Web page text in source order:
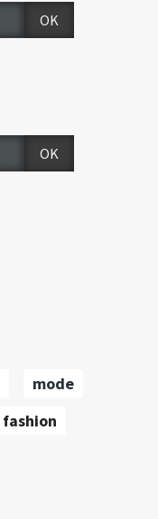
mode
fashion